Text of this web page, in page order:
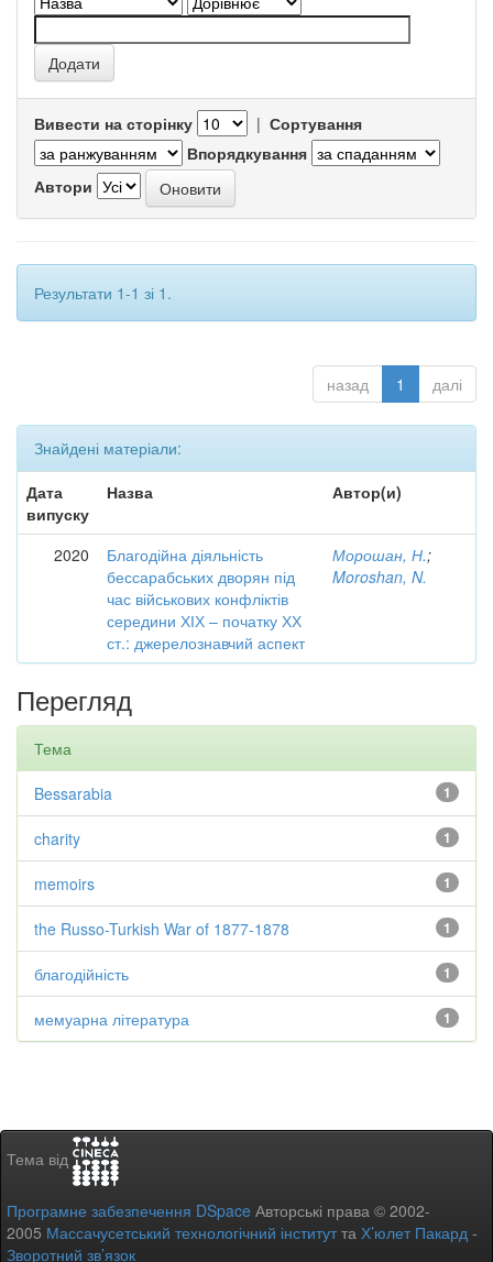
Вивести на сторінку | Сортування
Впорядкування
Автори
Результати 1-1 зі 1.
назад 1 далі
Знайдені матеріали:
Дата
випуску
Назва Автор(и)
2020
Благодійна діяльність
бессарабських дворян під
час військових конфліктів
середини ХІХ – початку ХХ
ст.: джерелознавчий аспект
Морошан, Н.;
Moroshan, N.
Перегляд
Тема
1
Bessarabia
1
charity
1
memoirs
1
the Russo-Turkish War of 1877-1878
1
благодійність
1
мемуарна література
Тема від
Програмне забезпечення DSpace Авторські права © 2002-
2005 Массачусетський технологічний інститутта Х’юлет Пакард -
Зворотний зв’язок